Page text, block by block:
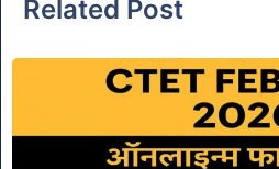
Related Post